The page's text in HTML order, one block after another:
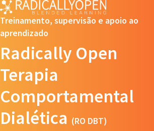
Treinamento, supervisão e apoio ao
aprendizado
Radically Open
Terapia
Comportamental
Dialética (RO DBT)